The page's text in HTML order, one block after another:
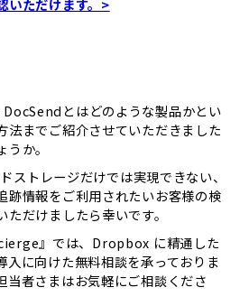
いただけます。>
とはどのような製品かとい
法までご紹介させていただきました
か。
トレージだけでは実現できない、
跡情報をご利用されたいお客様の検
だけましたら幸いです。
』では、Dropbox に精通した
入に向けた無料相談を承っておりま
当者さまはお気軽にご相談くださ